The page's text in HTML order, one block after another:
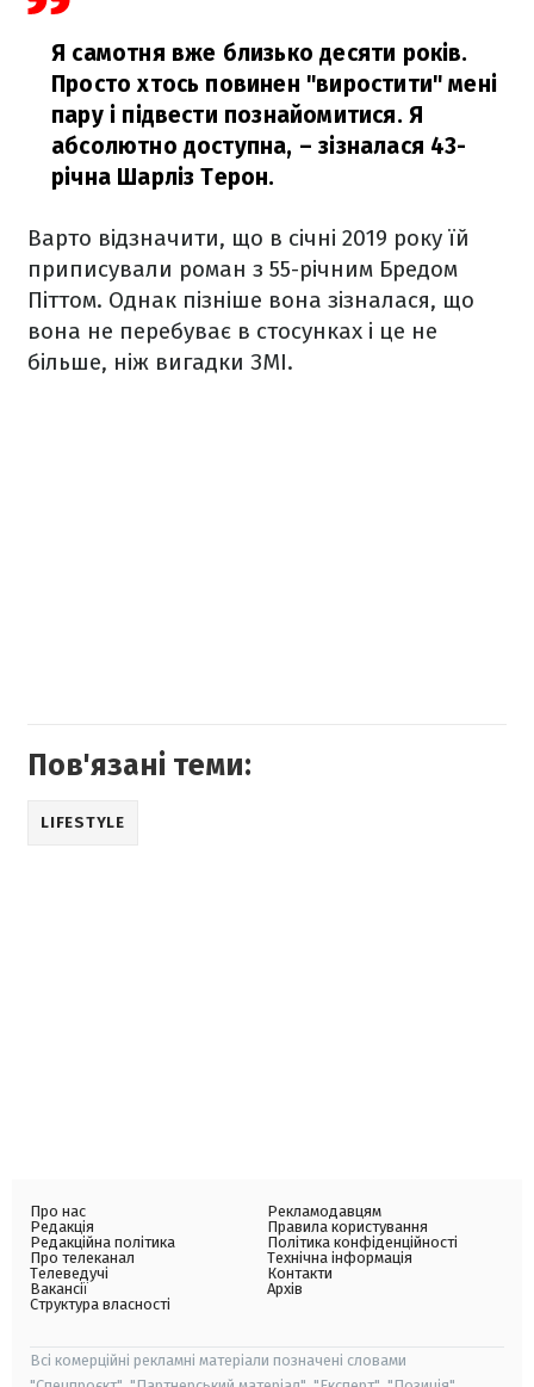
Я самотня вже близько десяти років.
Просто хтось повинен "виростити" мені
пару і підвести познайомитися. Я
абсолютно доступна, – зізналася 43-
річна Шарліз Терон.
Варто відзначити, що в січні 2019 року їй
приписували роман з 55-річним Бредом
Піттом. Однак пізніше вона зізналася, що
вона не перебуває в стосунках і це не
більше, ніж вигадки ЗМІ.
Пов'язані теми:
LIFESTYLE
Про нас
Редакція
Редакційна політика
Про телеканал
Телеведучі
Вакансії
Структура власності
Рекламодавцям
Правила користування
Політика конфіденційності
Технічна інформація
Контакти
Архів
Всі комерційні рекламні матеріали позначені словами